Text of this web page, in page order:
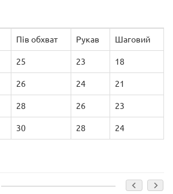
Пів обхват Рукав Шаговий
25 23 18
26 24 21
28 26 23
30 28 24